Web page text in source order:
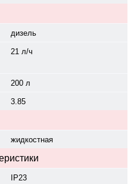
дизель
21 л/ч
200 л
3.85
жидкостная
IP23